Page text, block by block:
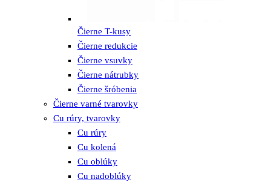
Čierne T-kusy
Čierne redukcie
Čierne vsuvky
Čierne nátrubky
Čierne šróbenia
Čierne varné tvarovky
Cu rúry, tvarovky
Cu rúry
Cu kolená
Cu oblúky
Cu nadoblúky